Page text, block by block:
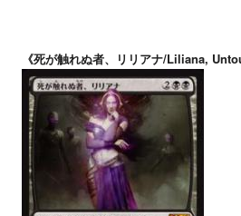
《死が触れぬ者、リリアナ/Liliana,